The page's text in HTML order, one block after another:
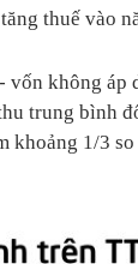
thuế vào
không áp
trung bình
khoảng 1/3